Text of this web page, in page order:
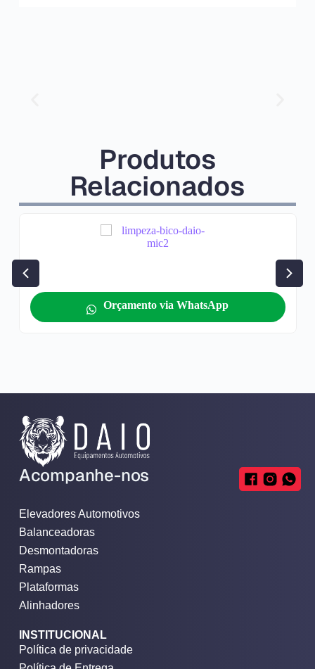
Produtos
Relacionados
Orçamento via WhatsApp
Acompanhe-nos
Elevadores Automotivos
Balanceadoras
Desmontadoras
Rampas
Plataformas
Alinhadores
INSTITUCIONAL
Política de privacidade